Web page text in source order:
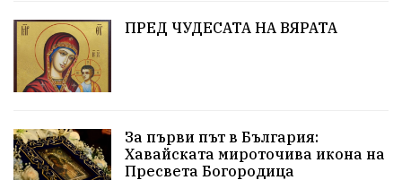
Коледа Чиста София
Софийски общински съвет
Общински съвет Величие Финландия
ПРЕД ЧУДЕСАТА НА ВЯРАТА
За първи път в България:
Хавайската мироточива икона на
Пресвета Богородица